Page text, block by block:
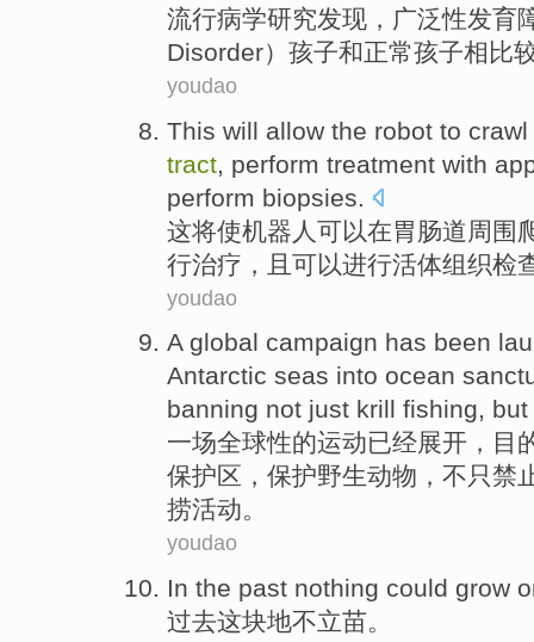
流行病学研究发现 ，广泛性发育
Disorder） 孩子和正常孩子相 比
youdao
This will allow the robot to crawl
tract perform treatment with
perform biopsies
这将使机器人 可以在胃肠道 周围
行治疗 ， 且 可以进行活体组织检
youdao
A global campaign has been
Antarctic seas into ocean
banning not just krill fishing, but
一场全球性的运动已经展开，目
保护区 ， 保护野生动物 ，不只禁
捞活动。
youdao
In the past nothing could grow
过去这块地不立苗。